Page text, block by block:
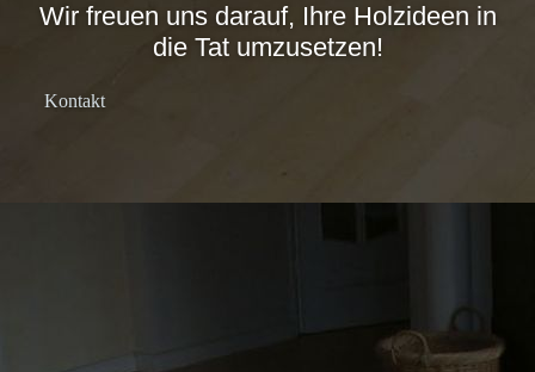
Wir freuen uns darauf, Ihre Holzideen in
die Tat umzusetzen!
Kontakt